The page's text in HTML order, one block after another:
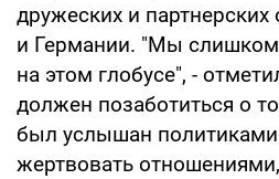
дружеских и
и Германии. "Мы
на этом глобусе", -
должен позаботиться о
был услышан
жертвовать